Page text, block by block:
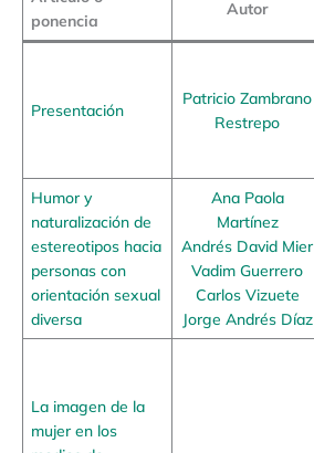
ponencia
Autor
Presentación
Patricio Zambrano
Restrepo
Humor y
naturalización de
estereotipos hacia
personas con
orientación sexual
diversa
Ana Paola
Martínez
Andrés David Mier
Vadim Guerrero
Carlos Vizuete
Jorge Andrés Díaz
La imagen de la
mujer en los